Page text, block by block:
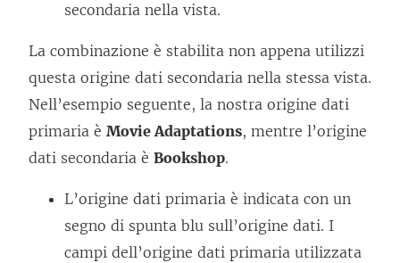
secondaria nella vista.
La combinazione è stabilita non appena utilizzi
questa origine dati secondaria nella stessa vista.
Nell’esempio seguente, la nostra origine dati
primaria è Movie Adaptations, mentre l’origine
dati secondaria è Bookshop.
L’origine dati primaria è indicata con un
segno di spunta blu sull’origine dati. I
campi dell’origine dati primaria utilizzata